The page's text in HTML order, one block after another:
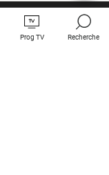
Prog TV Recherche